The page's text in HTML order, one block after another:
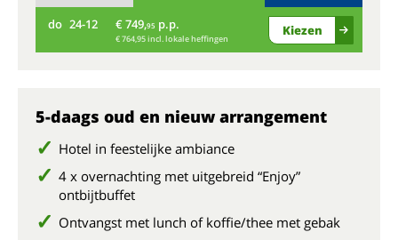
do 24-12 € 749,95 p.p.
€ 764,95 incl. lokale heffingen
Kiezen
5-daags oud en nieuw arrangement
Hotel in feestelijke ambiance
4 x overnachting met uitgebreid “Enjoy”
ontbijtbuffet
Ontvangst met lunch of koffie/thee met gebak